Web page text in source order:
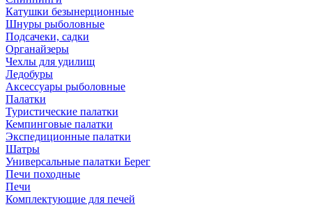
Катушки безынерционные
Шнуры рыболовные
Подсачеки, садки
Органайзеры
Чехлы для удилищ
Ледобуры
Аксессуары рыболовные
Палатки
Туристические палатки
Кемпинговые палатки
Экспедиционные палатки
Шатры
Универсальные палатки Берег
Печи походные
Печи
Комплектующие для печей